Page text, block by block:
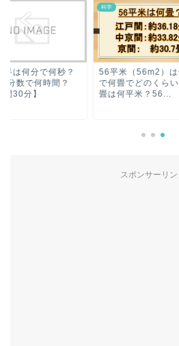
米（56m2）は何坪
畳でどのくらい？56
何平米？56...
科学
297mmは何セン
れくらい？何イン
メートル？
スポンサーリン